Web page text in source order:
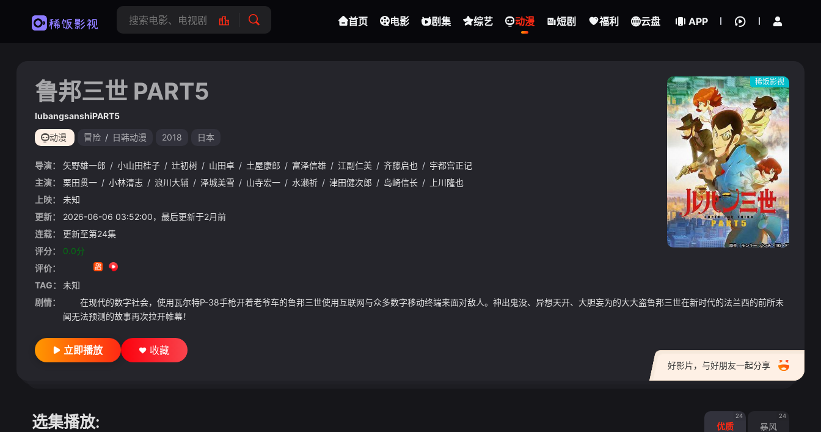
首页 电影 剧集 综艺 动漫 短剧 福利 云盘 APP
稀饭影视
鲁邦三世 PART5
lubangsanshiPART5
动漫 冒险 / 日韩动漫 2018 日本
导演： 矢野雄一郎 / 小山田桂子 / 辻初树 / 山田卓 / 土屋康郎 / 富泽信雄 / 江副仁美 / 齐藤启也 / 宇都宫正记
主演：
栗田贯一 / 小林清志 / 浪川大辅 / 泽城美雪 / 山寺宏一 / 水濑祈 / 津田健次郎 / 岛崎信长 /
上川隆也
上映：
未知
更新：
2026-06-06 03:52:00，最后更新于2月前
连载：
更新至第24集
评分：
0.0分
评价：
TAG：
未知
剧情：
在现代的数字社会，使用瓦尔特P-38手枪开着老爷车的鲁邦三世使用互联网与众多数字移动终端来面对敌人。神出鬼没、异想天开、大胆妄为的大大盗鲁邦三世在新时代的法兰西的前所未
闻无法预测的故事再次拉开帷幕！
好影片，与好朋友一起分享
立即播放 收藏
选集播放: 优质
24
暴风
24